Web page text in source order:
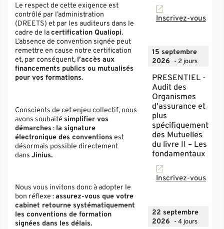
Le respect de cette exigence est
contrôlé par l’administration
(DREETS) et par les auditeurs dans le
cadre de lacertification Qualiopi.
L’absence de convention signée peut
remettre en cause notre certification
et, par conséquent, l’accès aux
financements publics ou mutualisés
pour vos formations.
Conscients de cet enjeu collectif, nous
avons souhaitésimplifier vos
démarches: la signature
électronique des conventionsest
désormais possible directement
dansJinius.
Nous vous invitons donc à adopter le
bon réflexe :assurez-vous que votre
cabinet retourne systématiquement
les conventions de formation
signées dans les délais.
Inscrivez-vous
15 septembre
2026
- 2 jours
PRESENTIEL -
Audit des
Organismes
d'assurance et
plus
spécifiquement
des Mutuelles
du livre II – Les
fondamentaux
Inscrivez-vous
22 septembre
2026
- 4 jours